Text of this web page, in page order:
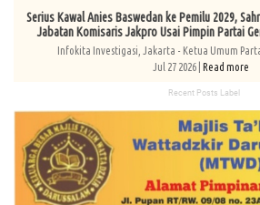
Serius Kawal Anies Baswedan ke Pemilu 2029,
Jabatan Komisaris Jakpro Usai Pimpin Partai
Infokita Investigasi, Jakarta - Ketua Umum
Jul 27 2026 | Read more
Recent Posts Label